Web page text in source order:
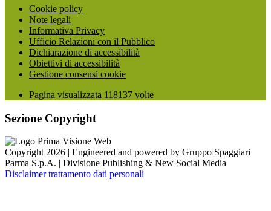
Cookie policy
Note legali
Informativa Privacy
Ufficio Relazioni con il Pubblico
Dichiarazione di accessibilità
Obiettivi di accessibilità
Gestione consensi cookie
Pagina visualizzata 118137 volte
Sezione Copyright
Copyright 2026 | Engineered and powered by Gruppo Spaggiari
Parma S.p.A. | Divisione Publishing & New Social Media
Disclaimer trattamento dati personali